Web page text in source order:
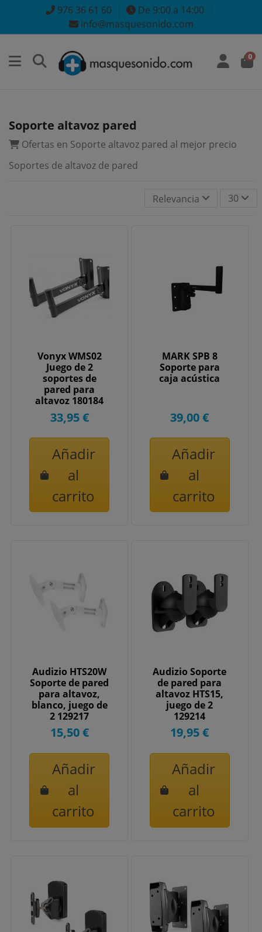
976 36 61 60
De 9:00 a 14:00
info@masquesonido.com
0
Soporte altavoz pared
Ofertas en Soporte altavoz pared al mejor precio
Soportes de altavoz de pared
Relevancia 30
Vonyx WMS02
Juego de 2
soportes de
pared para
altavoz 180184
33,95 €
Añadir
al
carrito
MARK SPB 8
Soporte para
caja acústica
39,00 €
Añadir
al
carrito
Audizio HTS20W
Soporte de pared
para altavoz,
blanco, juego de
2 129217
15,50 €
Añadir
al
carrito
Audizio Soporte
de pared para
altavoz HTS15,
juego de 2
129214
19,95 €
Añadir
al
carrito